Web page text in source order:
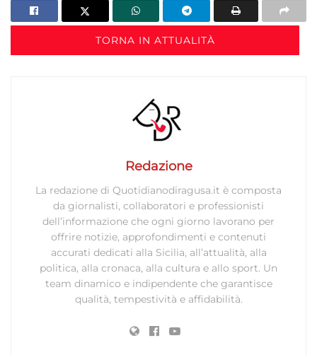
TORNA IN ATTUALITÀ
Redazione
La redazione di Quotidianodiragusa.it è composta
da giornalisti, collaboratori e professionisti
dell’informazione che ogni giorno lavorano per
offrire notizie, approfondimenti e contenuti
accurati dedicati alla Sicilia, all’attualità, alla
politica, alla cronaca, alla cultura e allo sport. Un
team dinamico e indipendente che garantisce
qualità, tempestività e affidabilità.